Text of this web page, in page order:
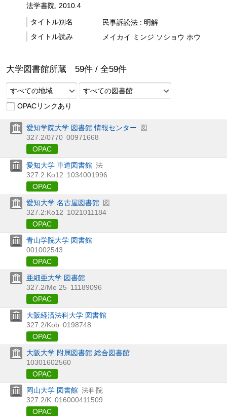
法学書院, 2010.4
タイトル別名
民事訴訟法 : 明解
タイトル読み
メイカイ ミンジ ソショウ ホウ
大学図書館所蔵 59件 / 全59件
すべての地域
すべての図書館
OPACリンクあり
愛知学院大学 図書館 情報センター 図
327.2/0770 00971668
OPAC
愛知大学 車道図書館 法
327.2:Ko12 1034001996
OPAC
愛知大学 名古屋図書館 図
327.2:Ko12 1021011184
OPAC
青山学院大学 図書館
001002543
OPAC
亜細亜大学 図書館
327.2/Me 25 11189096
OPAC
大阪経済法科大学 図書館
327.2/Kob 0198748
OPAC
大阪大学 附属図書館 総合図書館
10301602560
OPAC
岡山大学 図書館 法科院
327.2/K 016000411509
OPAC